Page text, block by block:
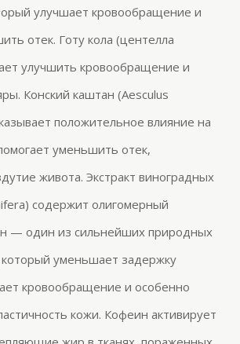
улучшает кровообращение и
отек. Готу кола (центелла
улучшить кровообращение и
Конский каштан (Aesculus
положительное влияние на
уменьшить отек,
живота. Экстракт виноградных
) содержит олигомерный
— один из сильнейших природных
который уменьшает задержку
кровообращение и особенно
кожи. Кофеин активирует